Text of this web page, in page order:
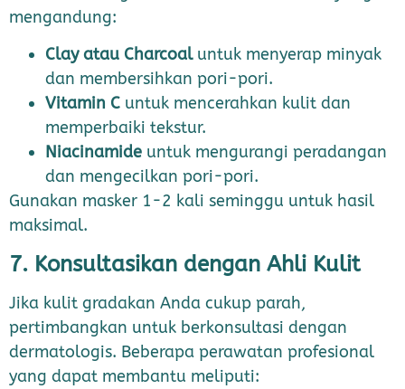
mengandung:
Clay atau Charcoaluntuk menyerap minyak
dan membersihkan pori-pori.
Vitamin C untuk mencerahkan kulit dan
memperbaiki tekstur.
Niacinamide untuk mengurangi peradangan
dan mengecilkan pori-pori.
Gunakan masker 1-2 kali seminggu untuk hasil
maksimal.
7. Konsultasikan dengan Ahli Kulit
Jika kulit gradakan Anda cukup parah,
pertimbangkan untuk berkonsultasi dengan
dermatologis. Beberapa perawatan profesional
yang dapat membantu meliputi: